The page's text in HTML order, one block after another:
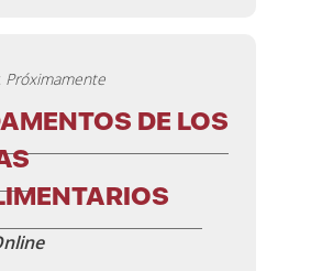
Próximamente
DE LOS